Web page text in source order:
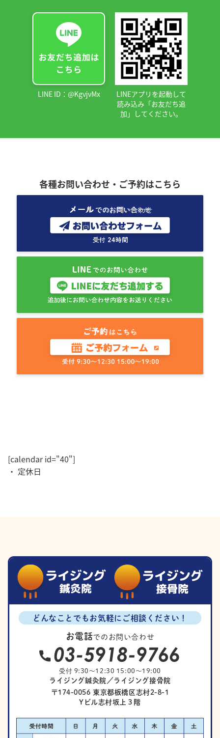
LINE ID：@KgvjvMx
LINEアプリを起動して
読み込み「お友だち追
加」してください。
各種お問い合わせ・ご予約はこちら
[calendar id="40"]
・ 定休日
どんなことでもお気軽にご相談ください！
お電話でのお問い合わせ
受付 9:30～12:30 15:00～19:00
ライジング鍼灸院／ライジング接骨院
〒174-0056 東京都板橋区志村2-8-1
Yビル志村坂上３階